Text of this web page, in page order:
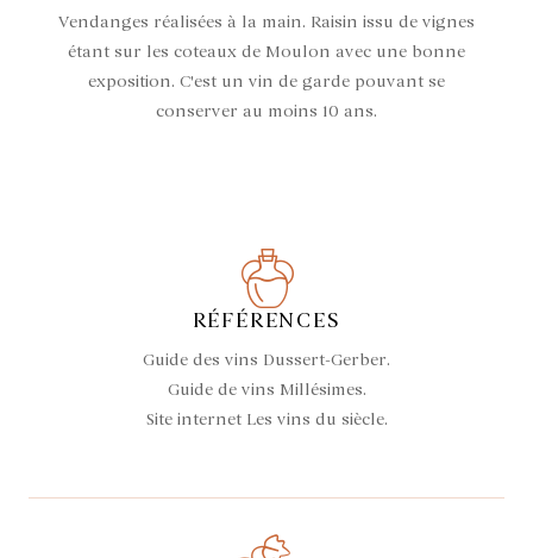
Vendanges réalisées à la main. Raisin issu de vignes
étant sur les coteaux de Moulon avec une bonne
exposition. C'est un vin de garde pouvant se
conserver au moins 10 ans.
RÉFÉRENCES
Guide des vins Dussert-Gerber.
Guide de vins Millésimes.
Site internet Les vins du siècle.